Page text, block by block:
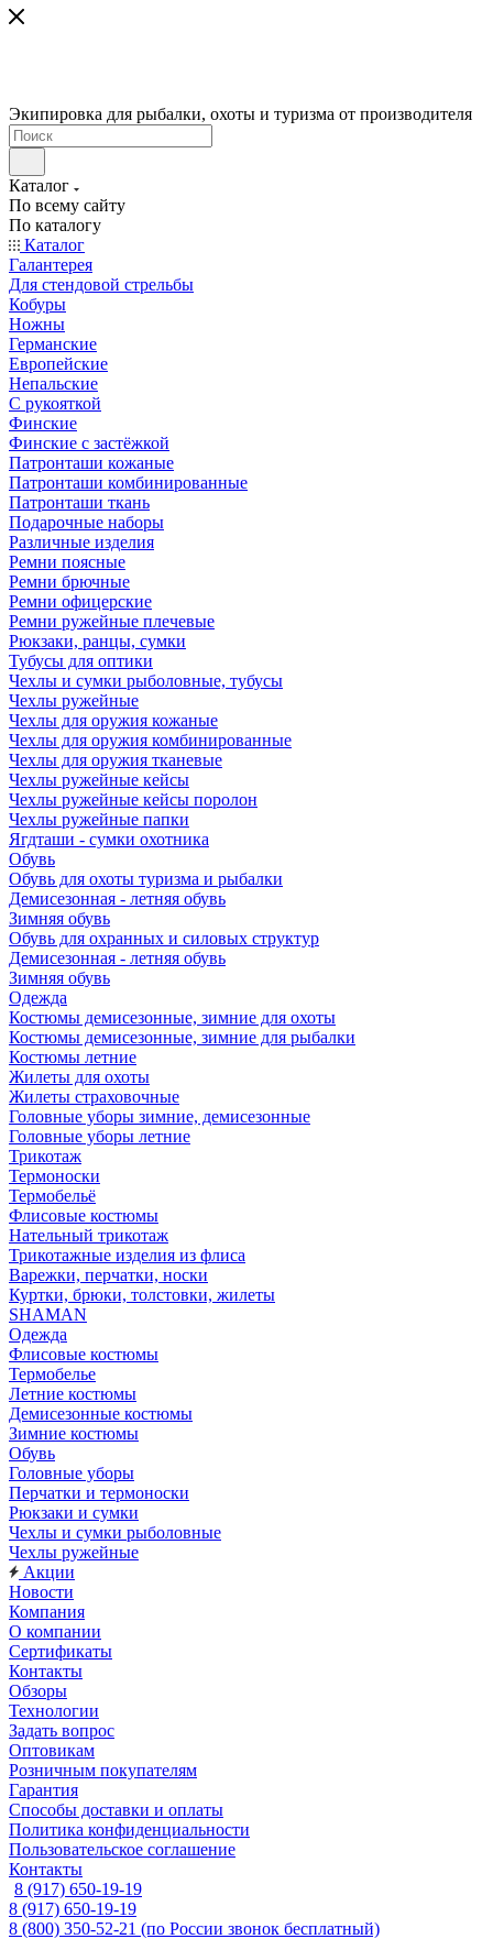
Экипировка для рыбалки, охоты и туризма от производителя
Каталог
По всему сайту
По каталогу
Каталог
Галантерея
Для стендовой стрельбы
Кобуры
Ножны
Германские
Европейские
Непальские
С рукояткой
Финские
Финские с застёжкой
Патронташи кожаные
Патронташи комбинированные
Патронташи ткань
Подарочные наборы
Различные изделия
Ремни поясные
Ремни брючные
Ремни офицерские
Ремни ружейные плечевые
Рюкзаки, ранцы, сумки
Тубусы для оптики
Чехлы и сумки рыболовные, тубусы
Чехлы ружейные
Чехлы для оружия кожаные
Чехлы для оружия комбинированные
Чехлы для оружия тканевые
Чехлы ружейные кейсы
Чехлы ружейные кейсы поролон
Чехлы ружейные папки
Ягдташи - сумки охотника
Обувь
Обувь для охоты туризма и рыбалки
Демисезонная - летняя обувь
Зимняя обувь
Обувь для охранных и силовых структур
Демисезонная - летняя обувь
Зимняя обувь
Одежда
Костюмы демисезонные, зимние для охоты
Костюмы демисезонные, зимние для рыбалки
Костюмы летние
Жилеты для охоты
Жилеты страховочные
Головные уборы зимние, демисезонные
Головные уборы летние
Трикотаж
Термоноски
Термобельё
Флисовые костюмы
Нательный трикотаж
Трикотажные изделия из флиса
Варежки, перчатки, носки
Куртки, брюки, толстовки, жилеты
SHAMAN
Одежда
Флисовые костюмы
Термобелье
Летние костюмы
Демисезонные костюмы
Зимние костюмы
Обувь
Головные уборы
Перчатки и термоноски
Рюкзаки и сумки
Чехлы и сумки рыболовные
Чехлы ружейные
Акции
Новости
Компания
О компании
Сертификаты
Контакты
Обзоры
Технологии
Задать вопрос
Оптовикам
Розничным покупателям
Гарантия
Способы доставки и оплаты
Политика конфиденциальности
Пользовательское соглашение
Контакты
8 (917) 650-19-19
8 (917) 650-19-19
8 (800) 350-52-21 (по России звонок бесплатный)